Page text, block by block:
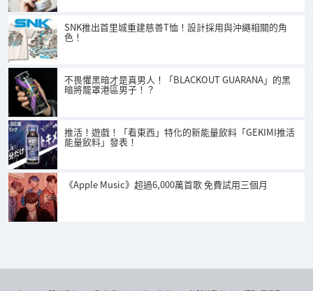
SNK推出首里城重建慈善T恤！設計採用與沖繩相關的角
色！
不畏懼黑暗才是真男人！「BLACKOUT GUARANA」的黑
暗將籠罩港區男子！？
推活！遊戲！「看東西」特化的新能量飲料「GEKIMI推活
能量飲料」發表！
《Apple Music》超過6,000萬首歌 免費試用三個月